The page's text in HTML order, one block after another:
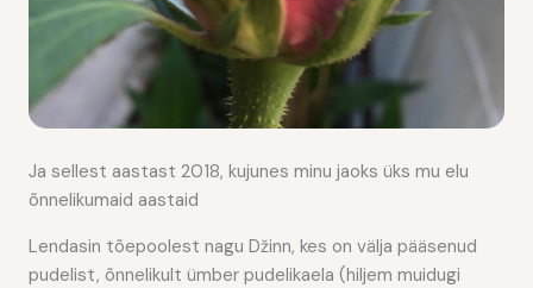
Ja sellest aastast 2018, kujunes minu jaoks üks mu elu
õnnelikumaid aastaid
Lendasin tõepoolest nagu Džinn, kes on välja pääsenud
pudelist, õnnelikult ümber pudelikaela (hiljem muidugi